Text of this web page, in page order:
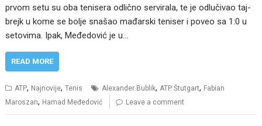
prvom setu su oba tenisera odlično servirala, te je odlučivao taj-
brejk u kome se bolje snašao mađarski teniser i poveo sa 1:0 u
setovima. Ipak, Međedović je u…
READ MORE
ATP, Najnovije,Tenis Alexander Bublik,ATP Štutgart, Fabian
Maroszan, Hamad Međedović Leave a comment